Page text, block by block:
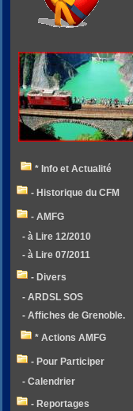
* Info et Actualité
- Historique du CFM
- AMFG
- à Lire 12/2010
- à Lire 07/2011
- Divers
- ARDSL SOS
- Affiches de Grenoble.
* Actions AMFG
- Pour Participer
- Calendrier
- Reportages